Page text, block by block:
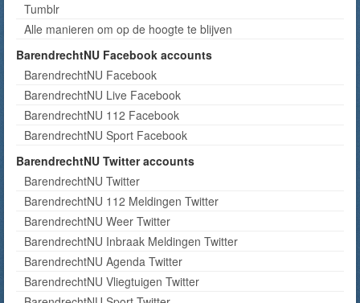
Tumblr
Alle manieren om op de hoogte te blijven
BarendrechtNU Facebook accounts
BarendrechtNU Facebook
BarendrechtNU Live Facebook
BarendrechtNU 112 Facebook
BarendrechtNU Sport Facebook
BarendrechtNU Twitter accounts
BarendrechtNU Twitter
BarendrechtNU 112 Meldingen Twitter
BarendrechtNU Weer Twitter
BarendrechtNU Inbraak Meldingen Twitter
BarendrechtNU Agenda Twitter
BarendrechtNU Vliegtuigen Twitter